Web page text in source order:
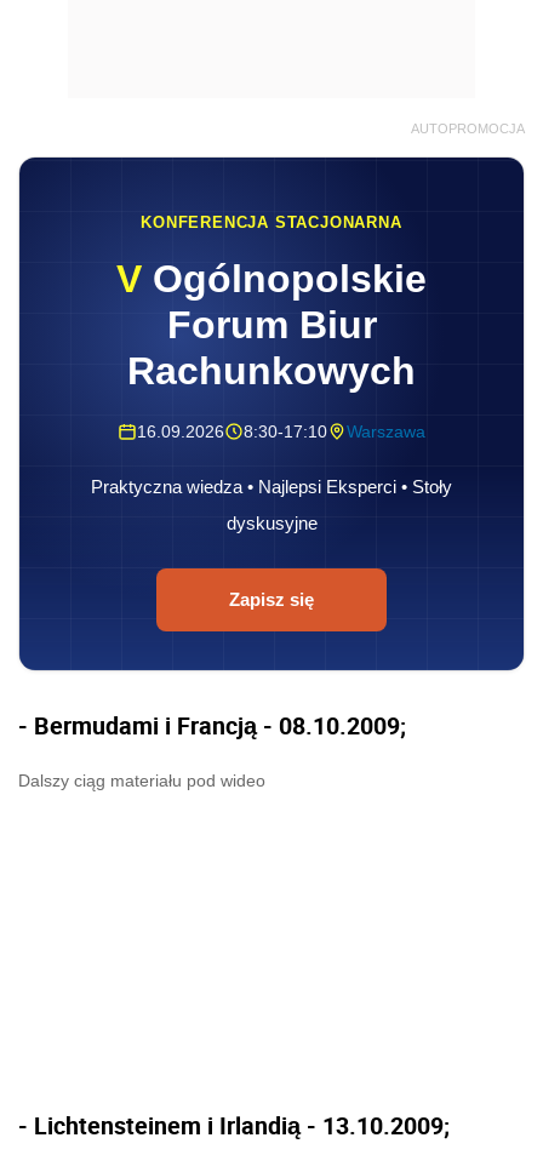
AUTOPROMOCJA
KONFERENCJA STACJONARNA
V Ogólnopolskie
Forum Biur
Rachunkowych
16.09.2026 8:30-17:10 Warszawa
Praktyczna wiedza • Najlepsi Eksperci • Stoły
dyskusyjne
Zapisz się
- Bermudami i Francją - 08.10.2009;
Dalszy ciąg materiału pod wideo
- Lichtensteinem i Irlandią - 13.10.2009;